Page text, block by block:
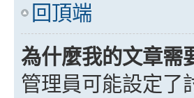
回頂端
為什麼我的文章需
管理員可能設定了